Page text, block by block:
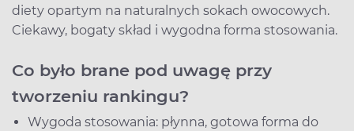
diety opartym na naturalnych sokach owocowych.
Ciekawy, bogaty skład i wygodna forma stosowania.
Co było brane pod uwagę przy
tworzeniu rankingu?
Wygoda stosowania: płynna, gotowa forma do